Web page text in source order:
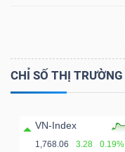
CHỈ SỐ THỊ TRƯỜNG
VN-Index
1,768.06 3.28 0.19%